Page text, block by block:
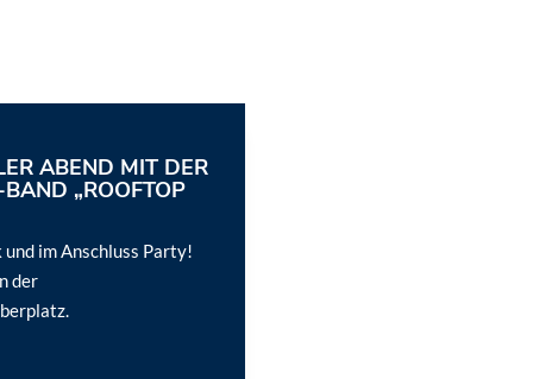
ABEND MIT DER
„ROOFTOP
und im Anschluss Party!
der